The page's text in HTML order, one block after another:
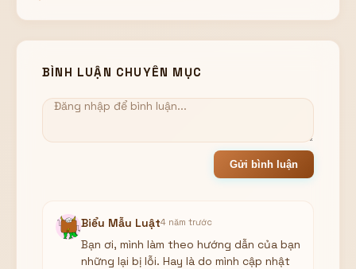
BÌNH LUẬN CHUYÊN MỤC
Gửi bình luận
Biểu Mẫu Luật4 năm trước
Bạn ơi, mình làm theo hướng dẫn của bạn
những lại bị lỗi. Hay là do mình cập nhật